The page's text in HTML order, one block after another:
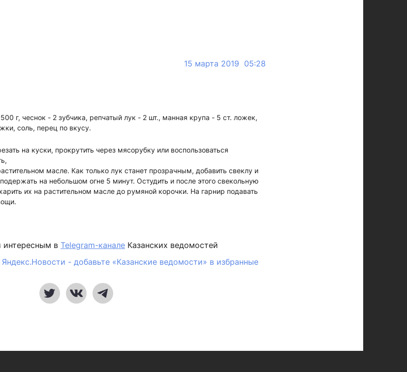
15 марта 2019 05:28
г, чеснок - 2 зубчика, репчатый лук - 2 шт., манная крупа - 5 ст. ложек,
соль, перец по вкусу.
на куски, прокрутить через мясорубку или воспользоваться
масле. Как только лук станет прозрачным, добавить свеклу и
на небольшом огне 5 минут. Остудить и после этого свекольную
их на растительном масле до румяной корочки. На гарнир подавать
в Telegram-канале Казанских ведомостей
- добавьте «Казанские ведомости» в избранные